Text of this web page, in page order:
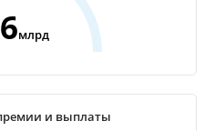
млрд
и выплаты